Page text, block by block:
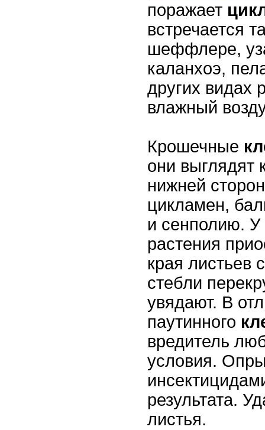
поражает
встречается
шеффлере,
каланхоэ,
других видах
влажный
Крошечные
они выглядят
нижней
цикламен,
и сенполию. У
растения
края листьев
стебли
увядают. В
паутинного
вредитель
условия.
результата.
листья.